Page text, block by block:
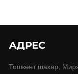
АДРЕС
Тошкент шахар,